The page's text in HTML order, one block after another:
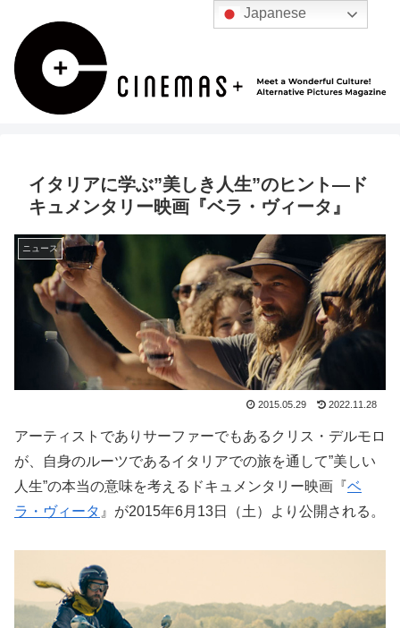
イタリアに学ぶ”美しき人生”のヒント―ド
キュメンタリー映画『ベラ・ヴィータ』
ニュース
2015.05.29 2022.11.28
アーティストでありサーファーでもあるクリス・デルモロ
が、自身のルーツであるイタリアでの旅を通して”美しい
人生”の本当の意味を考えるドキュメンタリー映画『ベ
ラ・ヴィータ 』が2015年6月13日（土）より公開される。
Japanese